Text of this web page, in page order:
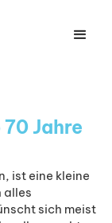
Jahre
ist eine kleine
alles
sich meist